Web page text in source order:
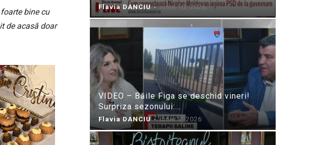
bine cu
de acasă doar
Flavia DANCIU - iunie 10, 2026
VIDEO – Băile Figa se deschid vineri!
Surpriza sezonului:...
Flavia DANCIU - iunie 9, 2026